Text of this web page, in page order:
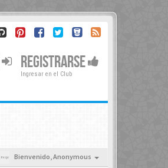
REGISTRARSE
Ingresar en el Club
Bienvenido,Anonymous